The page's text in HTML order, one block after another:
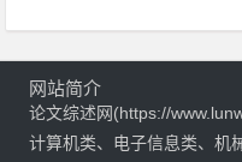
网站简介
论文综述网(https://
计算机类、电子信息类、机